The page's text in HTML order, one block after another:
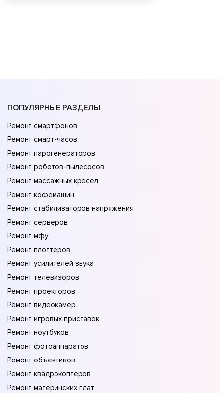
ПОПУЛЯРНЫЕ РАЗДЕЛЫ
Ремонт смартфонов
Ремонт смарт-часов
Ремонт парогенераторов
Ремонт роботов-пылесосов
Ремонт массажных кресел
Ремонт кофемашин
Ремонт стабилизаторов напряжения
Ремонт серверов
Ремонт мфу
Ремонт плоттеров
Ремонт усилителей звука
Ремонт телевизоров
Ремонт проекторов
Ремонт видеокамер
Ремонт игровых приставок
Ремонт ноутбуков
Ремонт фотоаппаратов
Ремонт объективов
Ремонт квадрокоптеров
Ремонт материнских плат